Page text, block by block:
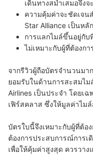
เดินทางสม่ำเสมอจึงจ
ความคุ้มค่าจะชัดเจน
Star Alliance เป็นหลัก
การแลกไมล์ขึ้นอยู่กับ
ไม่เหมาะกับผู้ที่ต้องก
จากรีวิวผู้ถือบัตรจำนวนมา
ยอมรับในด้านการสะสมไ
Airlines เป็นประจำ โดยเ
เฟิร์สคลาส ซึ่งให้มูลค่าไม
บัตรใบนี้จึงเหมาะกับผู้ที่ต้อ
ต้องการประสบการณ์การเ
เพื่อให้คุ้มค่าสูงสุด ควรวา